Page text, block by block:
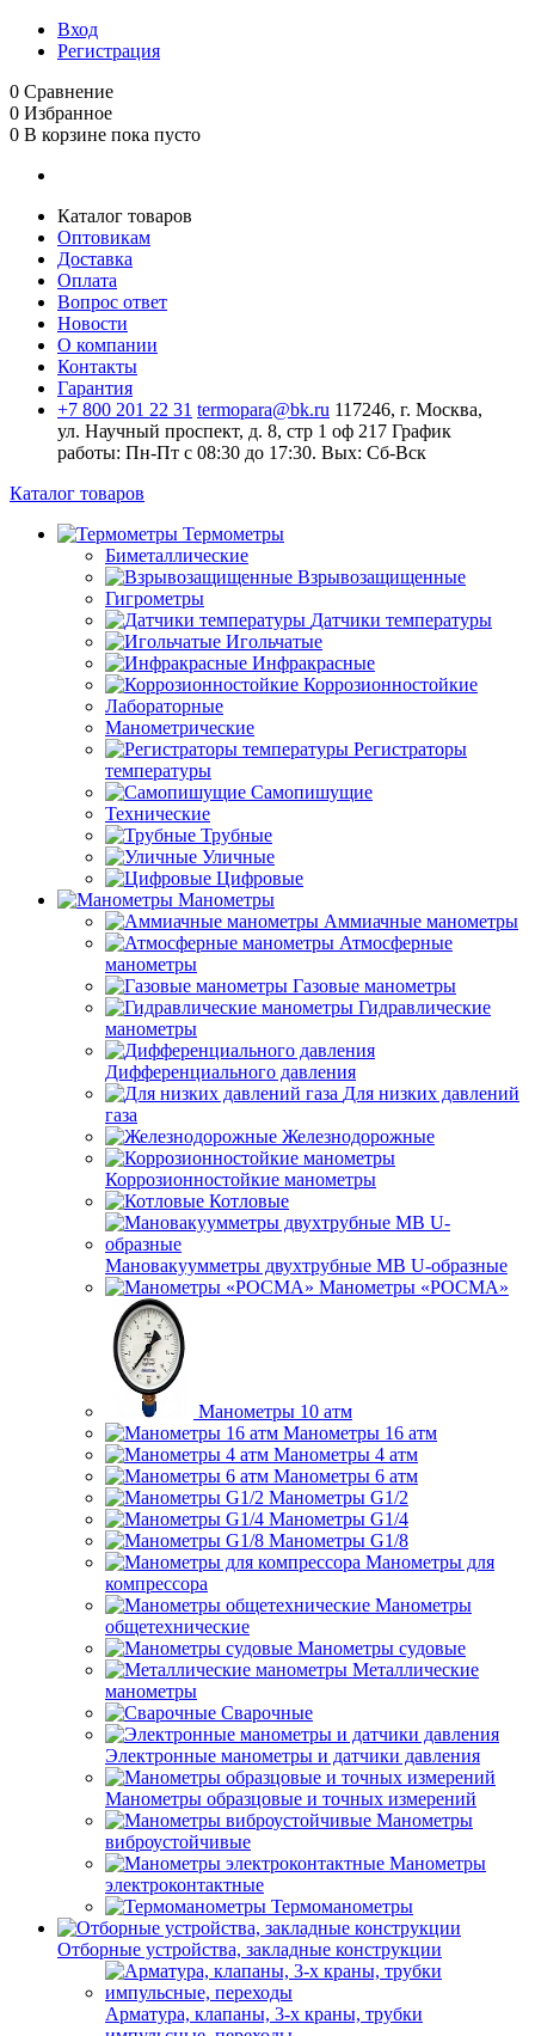
Вход
Регистрация
0 Сравнение
0 Избранное
0 В корзине пока пусто
Каталог товаров
Оптовикам
Доставка
Оплата
Вопрос ответ
Новости
О компании
Контакты
Гарантия
+7 800 201 22 31 termopara@bk.ru 117246, г. Москва,
ул. Научный проспект, д. 8, стр 1 оф 217 График
работы: Пн‑Пт с 08:30 до 17:30. Вых: Сб‑Вск
Каталог товаров
Термометры
Биметаллические
Взрывозащищенные
Гигрометры
Датчики температуры
Игольчатые
Инфракрасные
Коррозионностойкие
Лабораторные
Манометрические
Регистраторы
температуры
Самопишущие
Технические
Трубные
Уличные
Цифровые
Манометры
Аммиачные манометры
Атмосферные
манометры
Газовые манометры
Гидравлические
манометры
Дифференциального давления
Для низких давлений
газа
Железнодорожные
Коррозионностойкие манометры
Котловые
Мановакуумметры двухтрубные МВ U-образные
Манометры «РОСМА»
Манометры 10 атм
Манометры 16 атм
Манометры 4 атм
Манометры 6 атм
Манометры G1/2
Манометры G1/4
Манометры G1/8
Манометры для
компрессора
Манометры
общетехнические
Манометры судовые
Металлические
манометры
Сварочные
Электронные манометры и датчики давления
Манометры образцовые и точных измерений
Манометры
виброустойчивые
Манометры
электроконтактные
Термоманометры
Отборные устройства, закладные конструкции
Арматура, клапаны, 3-х краны, трубки